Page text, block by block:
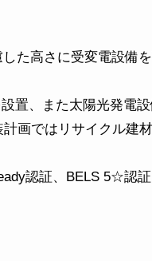
た高さに受変電設備
置、また太陽光発電
画ではリサイクル建
認証、BELS 5☆認証